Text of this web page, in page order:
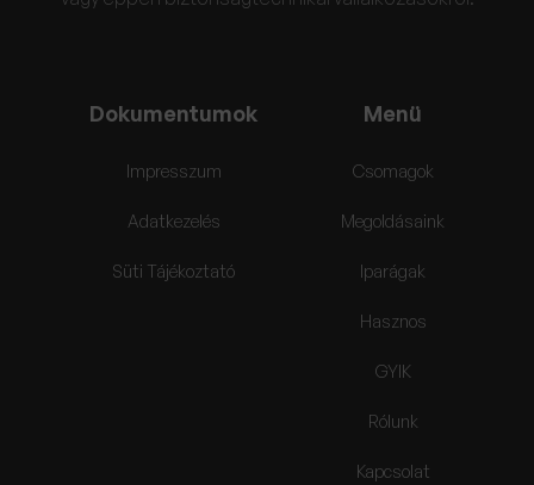
Dokumentumok
Impresszum
Adatkezelés
Süti Tájékoztató
Menü
Csomagok
Megoldásaink
Iparágak
Hasznos
GYIK
Rólunk
Kapcsolat